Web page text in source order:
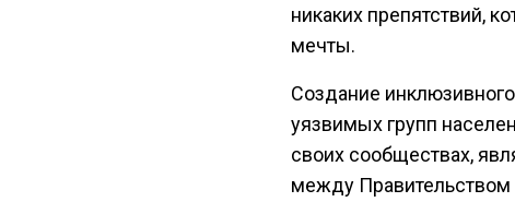
никаких препятствий,
мечты.
Создание
уязвимых групп
своих сообществах,
между Правительством